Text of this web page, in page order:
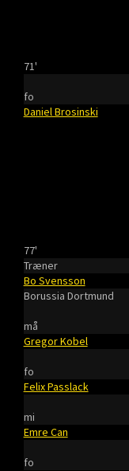
71'
fo
Daniel Brosinski
77'
Træner
Bo Svensson
Borussia Dortmund
må
Gregor Kobel
fo
Felix Passlack
mi
Emre Can
fo